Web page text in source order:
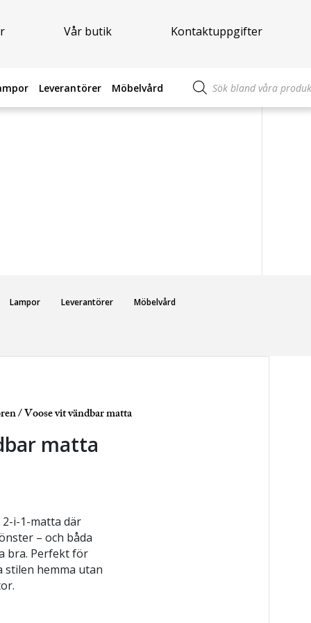
Vår butik Kontaktuppgifter
Leverantörer Möbelvård
Produktsökning
Lampor Leverantörer Möbelvård
/ Voose vit vändbar matta
matta
i-1-matta där
– och båda
bra. Perfekt för
stilen hemma utan